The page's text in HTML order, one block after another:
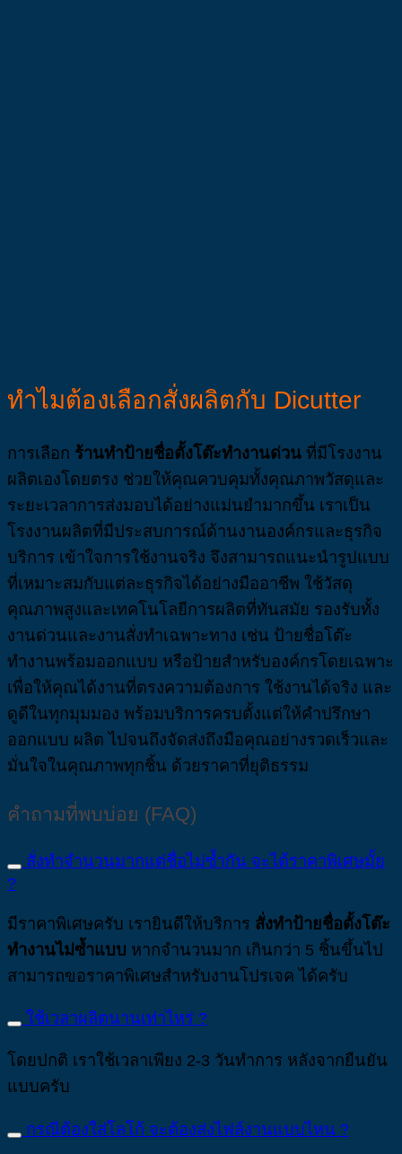
ทำไมต้องเลือกสั่งผลิตกับ Dicutter
การเลือก ร้านทำป้ายชื่อตั้งโต๊ะทำงานด่วน ที่มีโรงงาน
ผลิตเองโดยตรง ช่วยให้คุณควบคุมทั้งคุณภาพวัสดุและ
ระยะเวลาการส่งมอบได้อย่างแม่นยำมากขึ้น เราเป็น
โรงงานผลิตที่มีประสบการณ์ด้านงานองค์กรและธุรกิจ
บริการ เข้าใจการใช้งานจริง จึงสามารถแนะนำรูปแบบ
ที่เหมาะสมกับแต่ละธุรกิจได้อย่างมืออาชีพ ใช้วัสดุ
คุณภาพสูงและเทคโนโลยีการผลิตที่ทันสมัย รองรับทั้ง
งานด่วนและงานสั่งทำเฉพาะทาง เช่น ป้ายชื่อโต๊ะ
ทำงานพร้อมออกแบบ หรือป้ายสำหรับองค์กรโดยเฉพาะ
เพื่อให้คุณได้งานที่ตรงความต้องการ ใช้งานได้จริง และ
ดูดีในทุกมุมมอง พร้อมบริการครบตั้งแต่ให้คำปรึกษา
ออกแบบ ผลิต ไปจนถึงจัดส่งถึงมือคุณอย่างรวดเร็วและ
มั่นใจในคุณภาพทุกชิ้น ด้วยราคาที่ยุติธรรม
คำถามที่พบบ่อย (FAQ)
สั่งทำจำนวนมากแต่ชื่อไม่ซ้ำกัน จะได้ราคาพิเศษมั้ย
?
มีราคาพิเศษครับ เรายินดีให้บริการ สั่งทำป้ายชื่อตั้งโต๊ะ
ทำงานไม่ซ้ำแบบ หากจำนวนมาก เกินกว่า 5 ชิ้นขึ้นไป
สามารถขอราคาพิเศษสำหรับงานโปรเจค ได้ครับ
ใช้เวลาผลิตนานเท่าไหร่ ?
โดยปกติ เราใช้เวลาเพียง 2-3 วันทำการ หลังจากยืนยัน
แบบครับ
กรณีต้องใส่โลโก้ จะต้องส่งไฟล์งานแบบไหน ?